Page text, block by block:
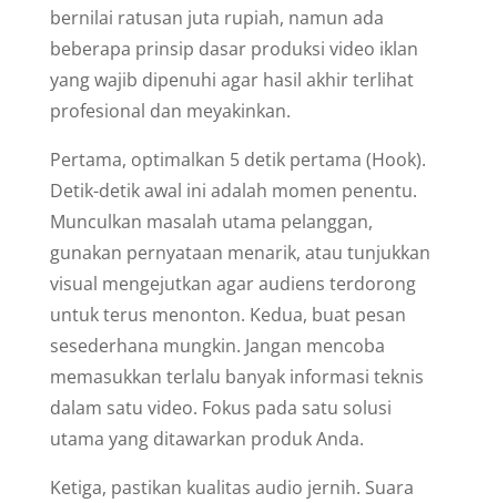
bernilai ratusan juta rupiah, namun ada
beberapa prinsip dasar produksi video iklan
yang wajib dipenuhi agar hasil akhir terlihat
profesional dan meyakinkan.
Pertama, optimalkan 5 detik pertama (Hook).
Detik-detik awal ini adalah momen penentu.
Munculkan masalah utama pelanggan,
gunakan pernyataan menarik, atau tunjukkan
visual mengejutkan agar audiens terdorong
untuk terus menonton. Kedua, buat pesan
sesederhana mungkin. Jangan mencoba
memasukkan terlalu banyak informasi teknis
dalam satu video. Fokus pada satu solusi
utama yang ditawarkan produk Anda.
Ketiga, pastikan kualitas audio jernih. Suara